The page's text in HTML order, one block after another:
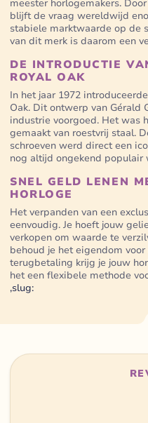
meester horlogemakers.
blijft de vraag wereldwijd
stabiele marktwaarde op de
van dit merk is daarom een
DE INTRODUCTIE
ROYAL OAK
In het jaar 1972
Oak. Dit ontwerp van Gérald
industrie voorgoed. Het was
gemaakt van roestvrij staal.
schroeven werd direct een
nog altijd ongekend populair
SNEL GELD LENEN
HORLOGE
Het verpanden van een
eenvoudig. Je hoeft jouw
verkopen om waarde te
behoud je het eigendom
terugbetaling krijg je jouw
het een flexibele methode
,slug: